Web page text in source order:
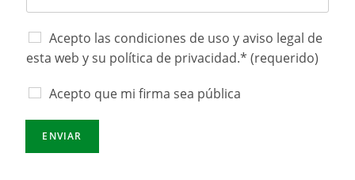
Acepto las condiciones de uso y aviso legal de
esta web y su política de privacidad.* (requerido)
Acepto que mi firma sea pública
ENVIAR